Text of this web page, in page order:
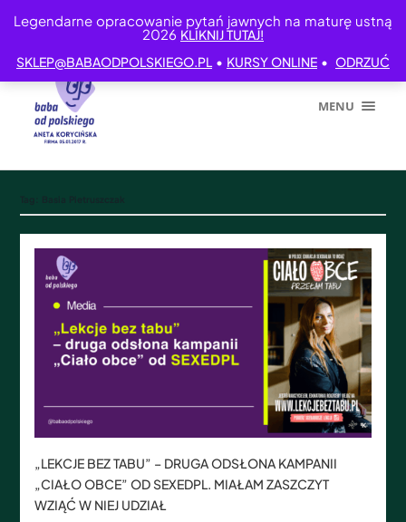
Legendarne opracowanie pytań jawnych na maturę ustną
2026 KLIKNIJ TUTAJ!
SKLEP@BABAODPOLSKIEGO.PL • KURSY ONLINE • ODRZUĆ
MENU
„LEKCJE BEZ TABU” – DRUGA ODSŁONA KAMPANII
„CIAŁO OBCE” OD SEXEDPL. MIAŁAM ZASZCZYT
WZIĄĆ W NIEJ UDZIAŁ